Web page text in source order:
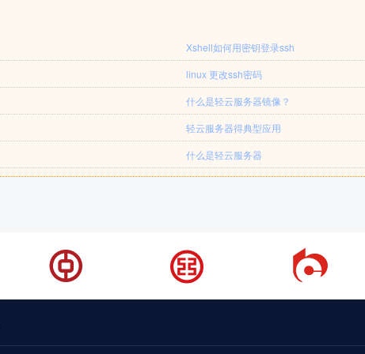
Xshell如何用密钥登录ssh
linux 更改ssh密码
什么是轻云服务器镜像？
轻云服务器得典型应用
什么是轻云服务器